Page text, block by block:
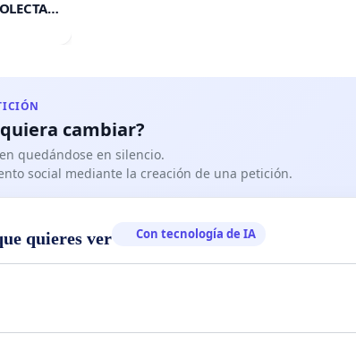
cambiar?
quedándose en silencio.
social mediante la creación de una petición.
quieres ver Con tecnología de IA